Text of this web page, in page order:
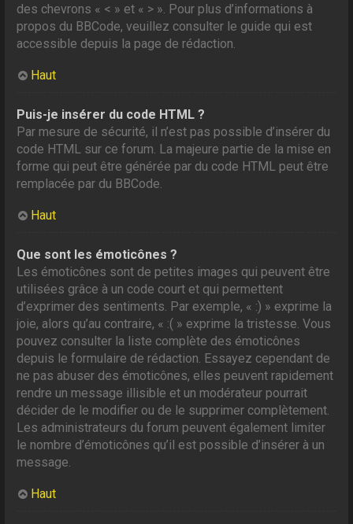
des chevrons « < » et « > ». Pour plus d’informations à
propos du BBCode, veuillez consulter le guide qui est
accessible depuis la page de rédaction.
Haut
Puis-je insérer du code HTML ?
Par mesure de sécurité, il n’est pas possible d’insérer du
code HTML sur ce forum. La majeure partie de la mise en
forme qui peut être générée par du code HTML peut être
remplacée par du BBCode.
Haut
Que sont les émoticônes ?
Les émoticônes sont de petites images qui peuvent être
utilisées grâce à un code court et qui permettent
d’exprimer des sentiments. Par exemple, « :) » exprime la
joie, alors qu’au contraire, « :( » exprime la tristesse. Vous
pouvez consulter la liste complète des émoticônes
depuis le formulaire de rédaction. Essayez cependant de
ne pas abuser des émoticônes, elles peuvent rapidement
rendre un message illisible et un modérateur pourrait
décider de le modifier ou de le supprimer complètement.
Les administrateurs du forum peuvent également limiter
le nombre d’émoticônes qu’il est possible d’insérer à un
message.
Haut